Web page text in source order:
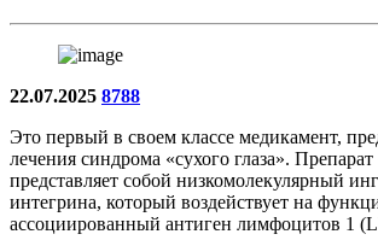
22.07.2025 8788
Это первый в своем классе медикамент,
лечения синдрома «сухого глаза».
представляет собой низкомолекулярный
интегрина, который воздействует на
ассоциированный антиген лимфоцитов 1